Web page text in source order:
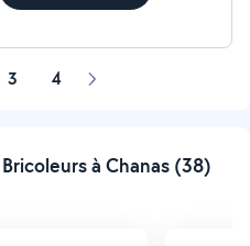
3 4 Page
à Chanas (38)